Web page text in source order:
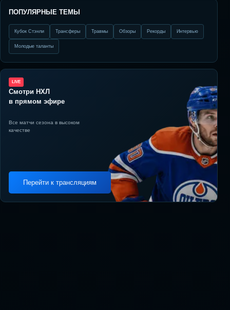
ПОПУЛЯРНЫЕ ТЕМЫ
Кубок Стэнли Трансферы Травмы Обзоры Рекорды Интервью
Молодые таланты
LIVE
Смотри НХЛ
в прямом эфире
Все матчи сезона в высоком
качестве
Перейти к трансляциям